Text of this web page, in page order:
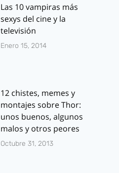
Las 10 vampiras más
sexys del cine y la
televisión
Enero 15, 2014
12 chistes, memes y
montajes sobre Thor:
unos buenos, algunos
malos y otros peores
Octubre 31, 2013